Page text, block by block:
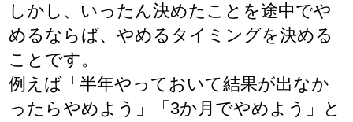
しかし、いったん決めたことを途中でや
めるならば、やめるタイミングを決める
ことです。
例えば「半年やっておいて結果が出なか
ったらやめよう」「3か月でやめよう」と